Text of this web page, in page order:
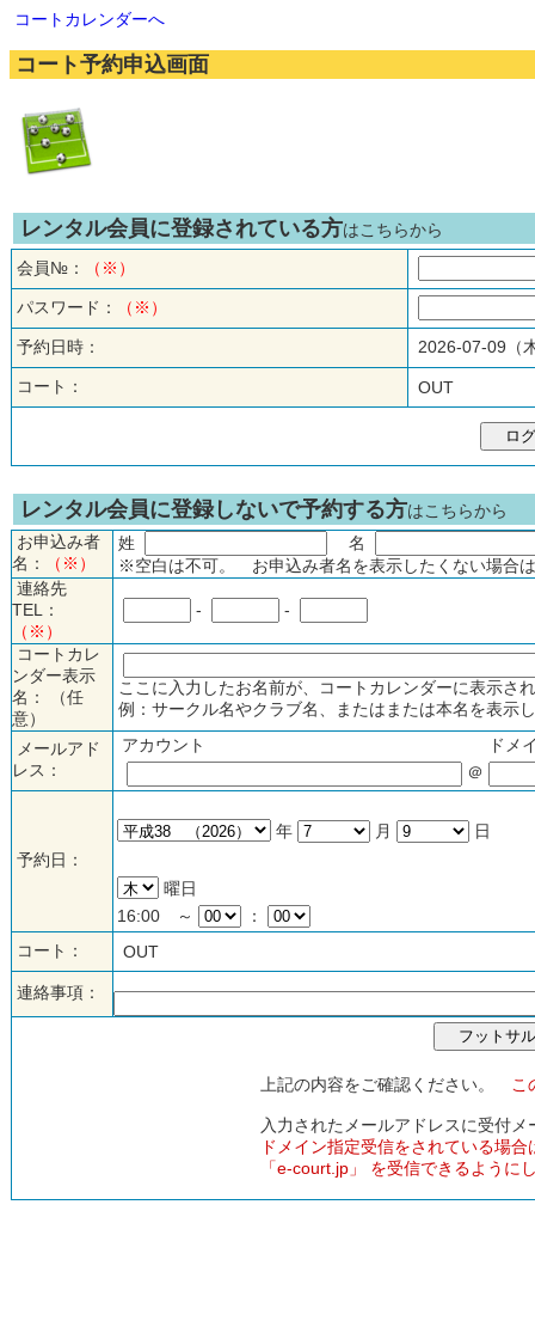
コートカレンダーへ
コート予約申込画面
レンタル会員に登録されている方はこちらから
会員№：
（※）
パスワード： （※）
予約日時： 2026-07-09
コート： OUT
レンタル会員に登録しないで予約する方はこちらから
お申込み者
名：
（※）
姓
名
※空白は不可。 お申込み者名を表示したくない場合
連絡先
TEL：
（※）
- -
コートカレ
ンダー表示
名： （任
意）
ここに入力したお名前が、コートカレンダーに表示
例：サークル名やクラブ名、またはまたは本名を表示
メールアド
レス：
アカウント
ドメ
＠
予約日：
年 月 日
曜日
16:00 ～
：
コート：
OUT
連絡事項：
上記の内容をご確認ください。 こ
入力されたメールアドレスに受付
ドメイン指定受信をされている場合
「e-court.jp」 を受信できるように